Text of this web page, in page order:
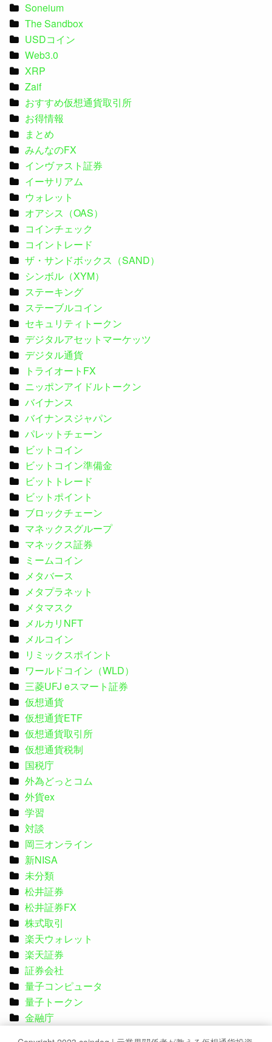
Soneium
The Sandbox
USDコイン
Web3.0
XRP
Zaif
おすすめ仮想通貨取引所
お得情報
まとめ
みんなのFX
インヴァスト証券
イーサリアム
ウォレット
オアシス（OAS）
コインチェック
コイントレード
ザ・サンドボックス（SAND）
シンボル（XYM）
ステーキング
ステーブルコイン
セキュリティトークン
デジタルアセットマーケッツ
デジタル通貨
トライオートFX
ニッポンアイドルトークン
バイナンス
バイナンスジャパン
パレットチェーン
ビットコイン
ビットコイン準備金
ビットトレード
ビットポイント
ブロックチェーン
マネックスグループ
マネックス証券
ミームコイン
メタバース
メタプラネット
メタマスク
メルカリNFT
メルコイン
リミックスポイント
ワールドコイン（WLD）
三菱UFJ eスマート証券
仮想通貨
仮想通貨ETF
仮想通貨取引所
仮想通貨税制
国税庁
外為どっとコム
外貨ex
学習
対談
岡三オンライン
新NISA
未分類
松井証券
松井証券FX
株式取引
楽天ウォレット
楽天証券
証券会社
量子コンピュータ
量子トークン
金融庁